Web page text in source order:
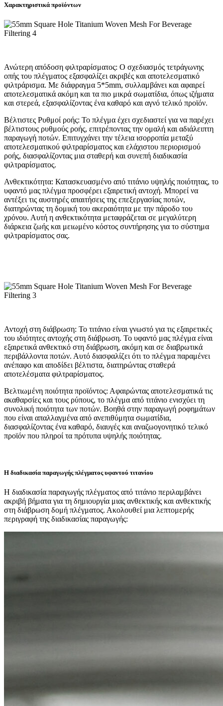
Χαρακτηριστικά προϊόντων
Ανώτερη απόδοση φιλτραρίσματος: Ο σχεδιασμός τετράγωνης
οπής του πλέγματος εξασφαλίζει ακριβές και αποτελεσματικό
φιλτράρισμα. Με διάφραγμα 5*5mm, συλλαμβάνει και αφαιρεί
αποτελεσματικά ακόμη και τα πιο μικρά σωματίδια, όπως ιζήματα
και στερεά, εξασφαλίζοντας ένα καθαρό και αγνό τελικό προϊόν.
Βέλτιστες Ρυθμοί ροής: Το πλέγμα έχει σχεδιαστεί για να παρέχει
βέλτιστους ρυθμούς ροής, επιτρέποντας την ομαλή και αδιάλειπτη
παραγωγή ποτών. Επιτυγχάνει την τέλεια ισορροπία μεταξύ
αποτελεσματικού φιλτραρίσματος και ελάχιστου περιορισμού
ροής, διασφαλίζοντας μια σταθερή και συνεπή διαδικασία
φιλτραρίσματος.
Ανθεκτικότητα: Κατασκευασμένο από τιτάνιο υψηλής ποιότητας, το
υφαντό μας πλέγμα προσφέρει εξαιρετική αντοχή. Μπορεί να
αντέξει τις αυστηρές απαιτήσεις της επεξεργασίας ποτών,
διατηρώντας τη δομική του ακεραιότητα με την πάροδο του
χρόνου. Αυτή η ανθεκτικότητα μεταφράζεται σε μεγαλύτερη
διάρκεια ζωής και μειωμένο κόστος συντήρησης για το σύστημα
φιλτραρίσματος σας.
Αντοχή στη διάβρωση: Το τιτάνιο είναι γνωστό για τις εξαιρετικές
του ιδιότητες αντοχής στη διάβρωση. Το υφαντό μας πλέγμα είναι
εξαιρετικά ανθεκτικό στη διάβρωση, ακόμη και σε διαβρωτικά
περιβάλλοντα ποτών. Αυτό διασφαλίζει ότι το πλέγμα παραμένει
ανέπαφο και αποδίδει βέλτιστα, διατηρώντας σταθερά
αποτελέσματα φιλτραρίσματος.
Βελτιωμένη ποιότητα προϊόντος: Αφαιρώντας αποτελεσματικά τις
ακαθαρσίες και τους ρύπους, το πλέγμα από τιτάνιο ενισχύει τη
συνολική ποιότητα των ποτών. Βοηθά στην παραγωγή ροφημάτων
που είναι απαλλαγμένα από ανεπιθύμητα σωματίδια,
διασφαλίζοντας ένα καθαρό, διαυγές και αναζωογονητικό τελικό
προϊόν που πληροί τα πρότυπα υψηλής ποιότητας.
Η διαδικασία παραγωγής πλέγματος υφαντού τιτανίου
Η διαδικασία παραγωγής πλέγματος από τιτάνιο περιλαμβάνει
ακριβή βήματα για τη δημιουργία μιας ανθεκτικής και ανθεκτικής
στη διάβρωση δομή πλέγματος. Ακολουθεί μια λεπτομερής
περιγραφή της διαδικασίας παραγωγής: